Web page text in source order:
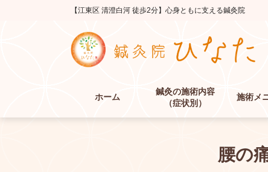
プ
動
【江東区 清澄白河 徒歩2分】心身ともに支える鍼灸院
ホーム
鍼灸の施術内容
（症状別）
施術メ
腰の